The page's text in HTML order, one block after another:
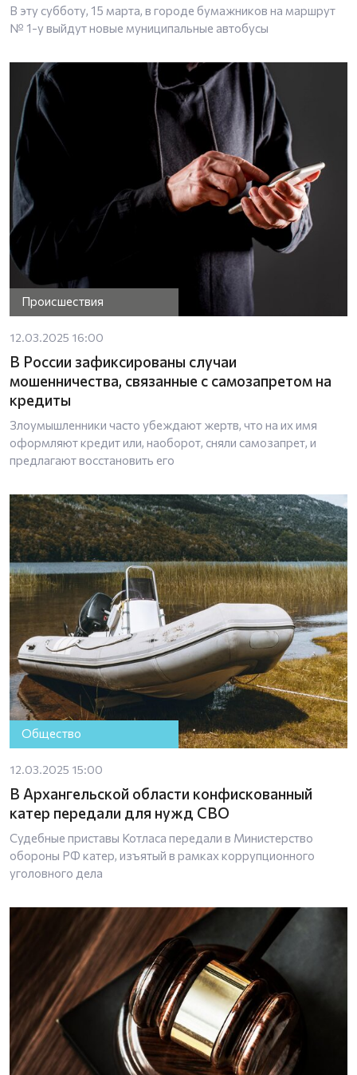
В эту субботу, 15 марта, в городе бумажников на маршрут
№ 1-у выйдут новые муниципальные автобусы
Происшествия
12.03.2025 16:00
В России зафиксированы случаи
мошенничества, связанные с самозапретом на
кредиты
Злоумышленники часто убеждают жертв, что на их имя
оформляют кредит или, наоборот, сняли самозапрет, и
предлагают восстановить его
Общество
12.03.2025 15:00
В Архангельской области конфискованный
катер передали для нужд СВО
Судебные приставы Котласа передали в Министерство
обороны РФ катер, изъятый в рамках коррупционного
уголовного дела